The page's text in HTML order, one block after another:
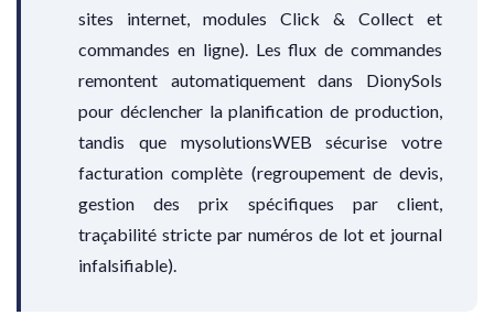
sites internet, modules Click & Collect et
commandes en ligne). Les flux de commandes
remontent automatiquement dans DionySols
pour déclencher la planification de production,
tandis que mysolutionsWEB sécurise votre
facturation complète (regroupement de devis,
gestion des prix spécifiques par client,
traçabilité stricte par numéros de lot et journal
infalsifiable).